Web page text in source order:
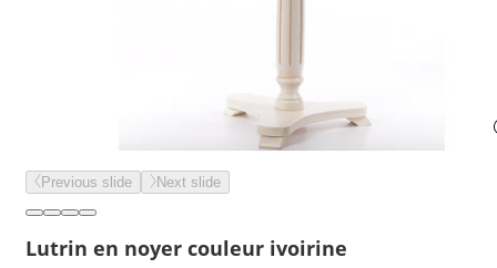
Previous slide Next slide
Lutrin en noyer couleur ivoirine